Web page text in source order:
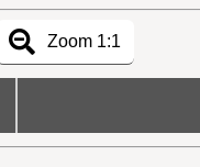
Zoom 1:1